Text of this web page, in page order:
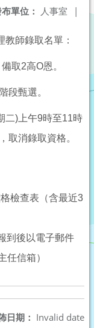
單位： 人事室 |
師錄取名單：
取2高O恩。
段甄選。
二)上午9時至11時
取消錄取資格。
檢查表（含最近3
到後以電子郵件
任信箱）
日期： Invalid date